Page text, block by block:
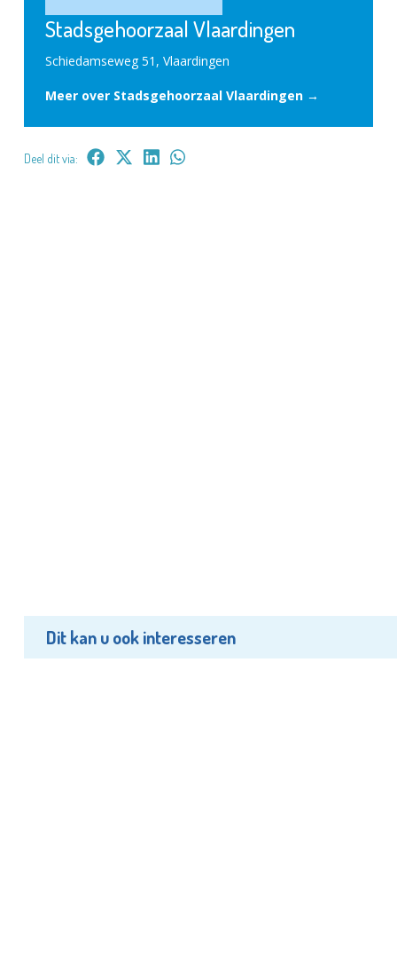
Stadsgehoorzaal Vlaardingen
Schiedamseweg 51, Vlaardingen
Meer over Stadsgehoorzaal Vlaardingen →
Deel dit via:
Dit kan u ook interesseren